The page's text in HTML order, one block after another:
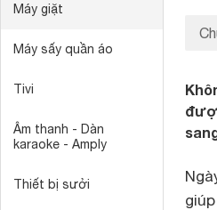
Máy giặt
Máy sấy quần áo
Tivi
Âm thanh - Dàn
karaoke - Amply
Thiết bị sưởi